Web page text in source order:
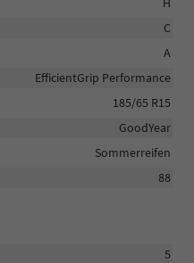
C
A
EfficientGrip Performance
185/65 R15
GoodYear
Sommerreifen
88
5